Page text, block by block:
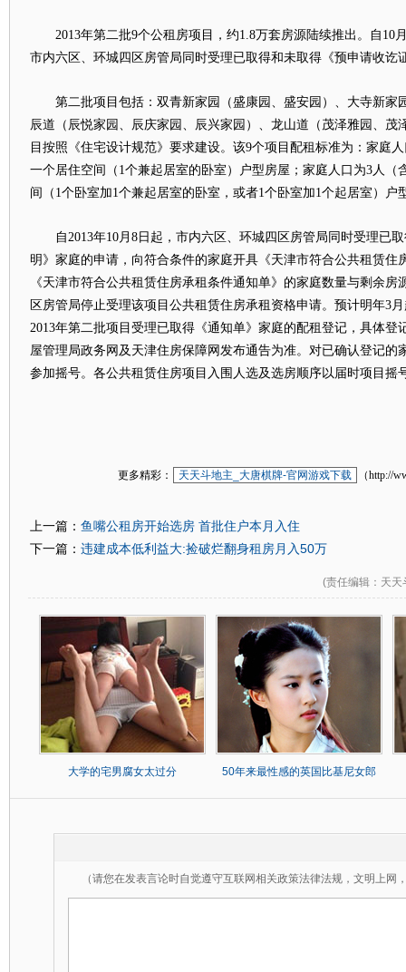
2013年第二批9个公租房项目，约1.8万套房源陆续推出。自10
市内六区、环城四区房管局同时受理已取得和未取得《预申请收讫
第二批项目包括：双青新家园（盛康园、盛安园）、大寺新家
辰道（辰悦家园、辰庆家园、辰兴家园）、龙山道（茂泽雅园、茂
目按照《住宅设计规范》要求建设。该9个项目配租标准为：家庭
一个居住空间（1个兼起居室的卧室）户型房屋；家庭人口为3人（
间（1个卧室加1个兼起居室的卧室，或者1个卧室加1个起居室）户
自2013年10月8日起，市内六区、环城四区房管局同时受理已取
明》家庭的申请，向符合条件的家庭开具《天津市符合公共租赁住
《天津市符合公共租赁住房承租条件通知单》的家庭数量与剩余房
区房管局停止受理该项目公共租赁住房承租资格申请。预计明年3
2013年第二批项目受理已取得《通知单》家庭的配租登记，具体登
屋管理局政务网及天津住房保障网发布通告为准。对已确认登记的
参加摇号。各公共租赁住房项目入围人选及选房顺序以届时项目摇
更多精彩： 天天斗地主_大唐棋牌-官网游戏下载 （http://
上一篇： 鱼嘴公租房开始选房 首批住户本月入住
下一篇： 违建成本低利益大:捡破烂翻身租房月入50万
(责任编辑 ：天
大学的宅男腐女太过分 50年来最性感的英国比基尼女郎
（请您在发表言论时自觉遵守互联网相关政策法律法规，文明上网